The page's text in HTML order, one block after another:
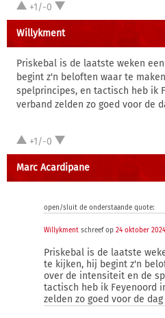
+1/-0
Willykment
Priskebal is de laatste weken
begint z'n beloften waar te
spelprincipes, en tactisch heb ik
verband zelden zo goed voor de
+1/-0
Marc Acardipane
open/sluit de onderstaande quote:
Willykment schreef op 24 oktober
Priskebal is de laatste
te kijken, hij begint z'n
over de intensiteit en de
tactisch heb ik Feyenoord
zelden zo goed voor de